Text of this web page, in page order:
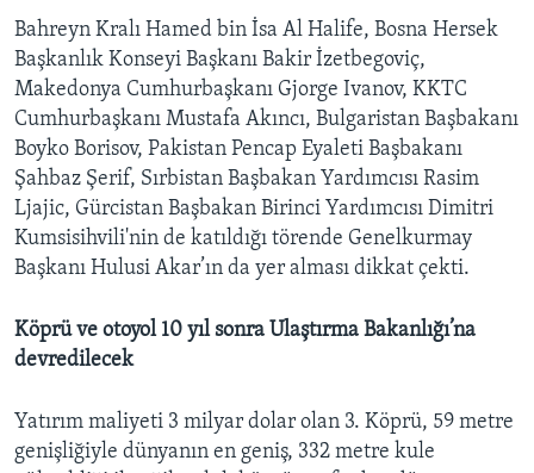
Bahreyn Kralı Hamed bin İsa Al Halife, Bosna Hersek
Başkanlık Konseyi Başkanı Bakir İzetbegoviç,
Makedonya Cumhurbaşkanı Gjorge Ivanov, KKTC
Cumhurbaşkanı Mustafa Akıncı, Bulgaristan Başbakanı
Boyko Borisov, Pakistan Pencap Eyaleti Başbakanı
Şahbaz Şerif, Sırbistan Başbakan Yardımcısı Rasim
Ljajic, Gürcistan Başbakan Birinci Yardımcısı Dimitri
Kumsisihvili'nin de katıldığı törende Genelkurmay
Başkanı Hulusi Akar’ın da yer alması dikkat çekti.
Köprü ve otoyol 10 yıl sonra Ulaştırma Bakanlığı’na
devredilecek
Yatırım maliyeti 3 milyar dolar olan 3. Köprü, 59 metre
genişliğiyle dünyanın en geniş, 332 metre kule